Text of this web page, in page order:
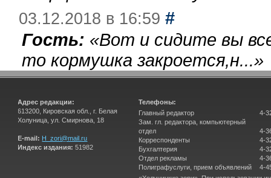
03.12.2018 в 16:59 #
Гость: «Вот и сидите вы
то кормушка закроется,н...»
Адрес редакции:
613200, Кировская обл., г. Белая
Холуница, ул. Смирнова, 18
E-mail: H_zori@mail.ru
Индекс издания: 51982
Телефоны:
Главный редактор
Зам. гл. редактора, компьютерный
отдел
Корреспонденты
Бухгалтерия
Отдел рекламы
Полиграфуслуги, прием объявлений
4-
4-
4-
4-
4-
4-